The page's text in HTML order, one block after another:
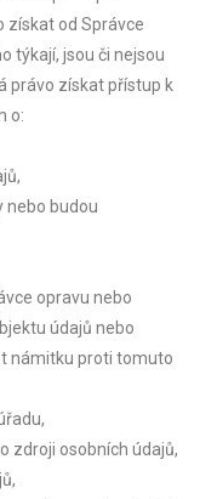
získat od Správce
týkají, jsou či nejsou
právo získat přístup k
o:
nebo budou
opravu nebo
údajů nebo
námitku proti tomuto
zdroji osobních údajů,